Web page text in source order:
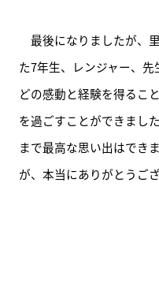
最後になりましたが、
た7年生、レンジャー、
どの感動と経験を得るこ
を過ごすことができまし
まで最高な思い出はでき
が、本当にありがとうご